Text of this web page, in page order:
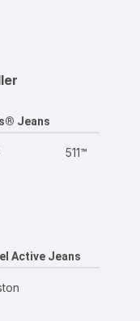
Jeans
511™
Active Jeans